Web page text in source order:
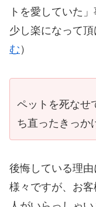
トを愛していた
少し楽になって
む ）
ペットを死なせ
ち直ったきっか
後悔している理
様々ですが、お